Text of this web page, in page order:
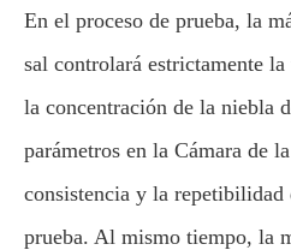
En el proceso de prueba, la
sal controlará estrictamente
la concentración de la niebla
parámetros en la Cámara de
consistencia y la repetibilidad
prueba. Al mismo tiempo, la